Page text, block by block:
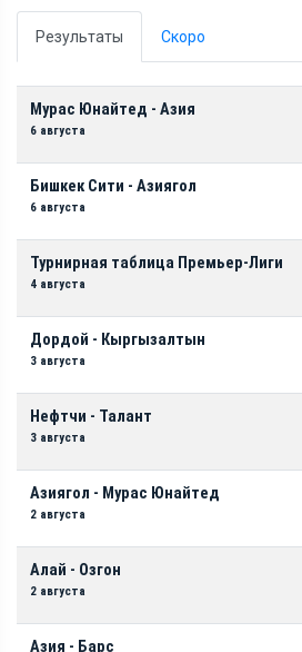
Результаты Скоро
Мурас Юнайтед - Азия
6 августа
Бишкек Сити - Азиягол
6 августа
Турнирная таблица Премьер-Лиги
4 августа
Дордой - Кыргызалтын
3 августа
Нефтчи - Талант
3 августа
Азиягол - Мурас Юнайтед
2 августа
Алай - Озгон
2 августа
Азия - Барс